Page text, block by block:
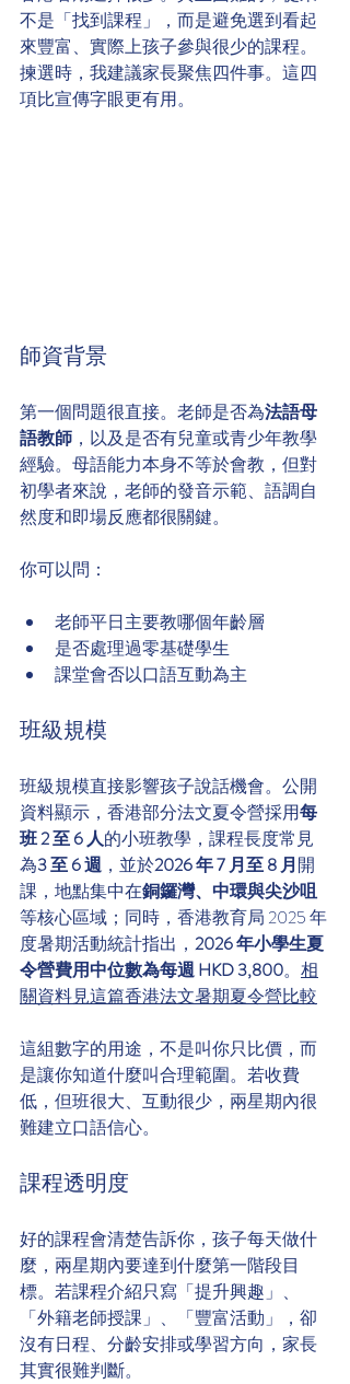
不是「找到課程」，而是避免選到看起
來豐富、實際上孩子參與很少的課程。
揀選時，我建議家長聚焦四件事。這四
項比宣傳字眼更有用。
師資背景
第一個問題很直接。老師是否為法語母
語教師 ，以及是否有兒童或青少年教學
經驗。母語能力本身不等於會教，但對
初學者來說，老師的發音示範、語調自
然度和即場反應都很關鍵。
你可以問：
老師平日主要教哪個年齡層
是否處理過零基礎學生
課堂會否以口語互動為主
班級規模
班級規模直接影響孩子說話機會。公開
資料顯示，香港部分法文夏令營採用每
班 2 至 6 人的小班教學，課程長度常見
為3 至 6 週 ，並於2026 年 7 月至 8 月開
課，地點集中在銅鑼灣、中環與尖沙咀
等核心區域；同時，香港教育局 2025 年
度暑期活動統計指出， 2026 年小學生夏
令營費用中位數為每週 HKD 3,800。 相
關資料見這篇香港法文暑期夏令營比較
這組數字的用途，不是叫你只比價，而
是讓你知道什麼叫合理範圍。若收費
低，但班很大、互動很少，兩星期內很
難建立口語信心。
課程透明度
好的課程會清楚告訴你，孩子每天做什
麼，兩星期內要達到什麼第一階段目
標。若課程介紹只寫「提升興趣」、
「外籍老師授課」、「豐富活動」，卻
沒有日程、分齡安排或學習方向，家長
其實很難判斷。